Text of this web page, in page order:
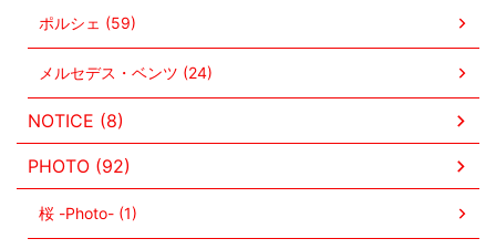
ポルシェ (59)
メルセデス・ベンツ (24)
NOTICE (8)
PHOTO (92)
桜 -Photo- (1)